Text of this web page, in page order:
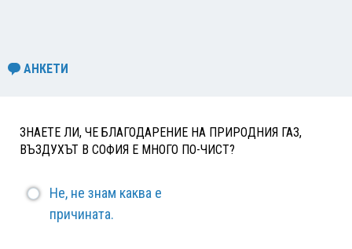
АНКЕТИ
ЗНАЕТЕ ЛИ, ЧЕ БЛАГОДАРЕНИЕ НА ПРИРОДНИЯ ГАЗ,
ВЪЗДУХЪТ В СОФИЯ Е МНОГО ПО-ЧИСТ?
Не, не знам каква е
причината.